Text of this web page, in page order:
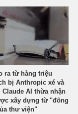
ra từ hàng triệu
bị Anthropic xé và
Claude AI thừa nhận
xây dựng từ "đống
thư viện"